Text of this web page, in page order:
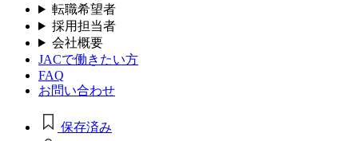
転職希望者
採用担当者
会社概要
JACで働きたい方
FAQ
お問い合わせ
保存済み